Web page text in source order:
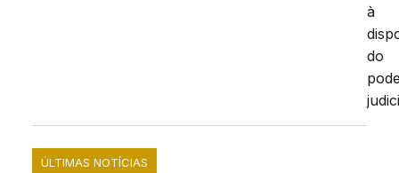
à
do
ÚLTIMAS NOTÍCIAS